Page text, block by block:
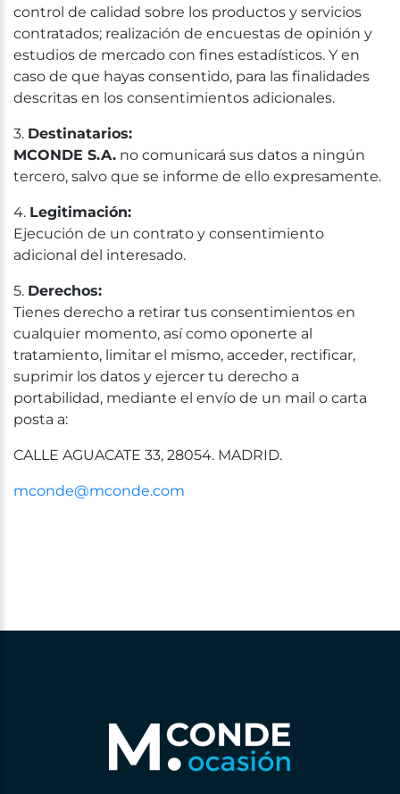
control de calidad sobre los productos y servicios
contratados; realización de encuestas de opinión y
estudios de mercado con fines estadísticos. Y en
caso de que hayas consentido, para las finalidades
descritas en los consentimientos adicionales.
3. Destinatarios:
MCONDE S.A. no comunicará sus datos a ningún
tercero, salvo que se informe de ello expresamente.
4. Legitimación:
Ejecución de un contrato y consentimiento
adicional del interesado.
5. Derechos:
Tienes derecho a retirar tus consentimientos en
cualquier momento, así como oponerte al
tratamiento, limitar el mismo, acceder, rectificar,
suprimir los datos y ejercer tu derecho a
portabilidad, mediante el envío de un mail o carta
posta a:
CALLE AGUACATE 33, 28054. MADRID.
mconde@mconde.com